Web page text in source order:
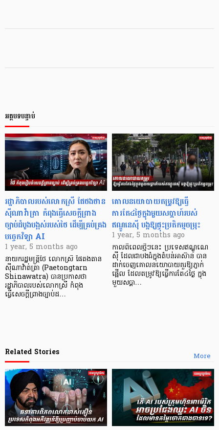
អត្ថបទបន្ទាប់
រដ្ឋាភិបាលរបស់លោកស្រី ផែថងថាន
ស៊ីណាវ៉ាត្រា កំពុងធ្វើសេចក្ដីព្រាង
ច្បាប់ដំបូងបង្អស់របស់ថៃ ដើម្បីគ្រប់គ្រង
បច្ចេកវិទ្យា AI
1 year, 5 months ago
នាយករដ្ឋមន្ត្រីថៃ លោកស្រី ផែតងតាន
ស៊ីណាវ៉ាត់ត្រា (Paetongtarn
Shinawatra) បានប្រកាសថា
រដ្ឋាភិបាលរបស់លោកស្រី កំពុង
ធ្វើសេចក្តីព្រាងច្បាប់ដ…
គោលនយោបាយតម្រូវឱ្យធ្វើ
ការតែ៤ថ្ងៃក្នុងមួយសប្ដាហ៍របស់
ឥណ្ឌូនេស៊ី បង្កឱ្យផ្ទុះប្រតិកម្មចម្រុះ
1 year, 5 months ago
កាលពីពេលថ្មីៗនេះ ប្រទេសឥណ្ឌូណេ
ស៊ី ដែលជាបងធំក្នុងតំបន់អាស៊ាន បាន
ដាក់ចេញគោលនយោបាយគួរឱ្យភ្ញាក់
ផ្អើល ដែលតម្រូវឱ្យធ្វើការតែ៤ថ្ងៃ ក្នុង
មួយសប្ដា…
More
Related Stories